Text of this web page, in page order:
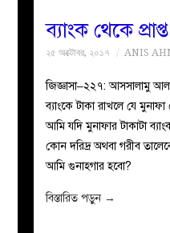
ব্যাংক থেকে
২৫ অক্টোবর, ২০১৭ ANIS
জিজ্ঞাসা–২২৭: আসসালামু
ব্যাংকে টাকা রাখলে যে
আমি যদি মুনাফার টাকাটা
কোন দরিদ্র অথবা গরীব
আমি গুনাহগার হবো?
বিস্তারিত পড়ুন →